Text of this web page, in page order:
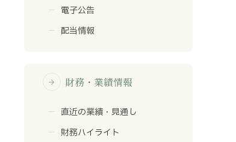
電子公告
配当情報
arrow_forward 財務・業績情報
直近の業績・見通し
財務ハイライト